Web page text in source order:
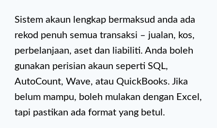
Sistem akaun lengkap bermaksud anda ada
rekod penuh semua transaksi – jualan, kos,
perbelanjaan, aset dan liabiliti. Anda boleh
gunakan perisian akaun seperti SQL,
AutoCount, Wave, atau QuickBooks. Jika
belum mampu, boleh mulakan dengan Excel,
tapi pastikan ada format yang betul.